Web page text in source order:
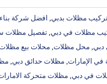
مظلات بدبي, افضل شركة
مظلات في دبي, تفصيل مظلات
دبي, محل مظلات, محلات بيع
الإمارات, مظلات حدائق دبي,
في دبي, مظلات متحركة